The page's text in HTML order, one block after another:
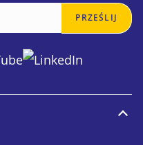
PRZEŚLIJ